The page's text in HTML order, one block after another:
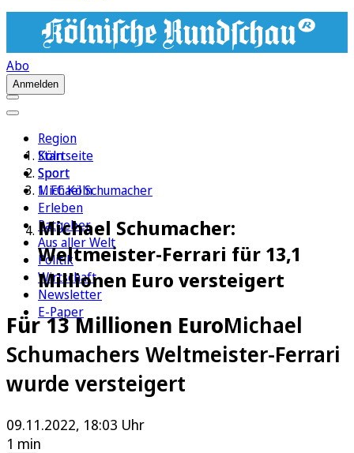
Abo
Anmelden
Region
Köln
Sport
1. FC Köln
Erleben
Ratgeber
Aus aller Welt
Politik
Wirtschaft
Newsletter
E-Paper
Startseite
Sport
Michael Schumacher
Michael Schumacher:
Weltmeister-Ferrari für 13,1
Millionen Euro versteigert
Für 13 Millionen EuroMichael
Schumachers Weltmeister-Ferrari
wurde versteigert
09.11.2022, 18:03 Uhr
1 min